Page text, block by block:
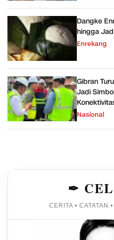
Dangke
hingga
Enrekang
Gibran
Jadi
Nasional
✒
CERITA • CATATAN